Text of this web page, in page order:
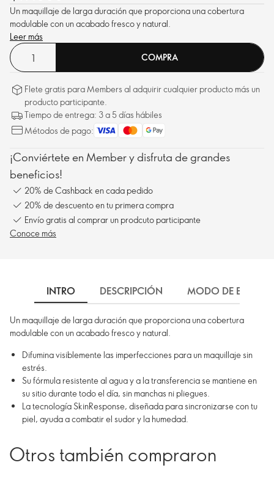
Un maquillaje de larga duración que proporciona una cobertura
modulable con un acabado fresco y natural.
Leer más
COMPRA
Flete gratis para Members al adquirir cualquier producto más un
producto participante.
Tiempo de entrega: 3 a 5 días hábiles
Métodos de pago:
¡Conviértete en Member y disfruta de grandes
beneficios!
20% de Cashback en cada pedido
20% de descuento en tu primera compra
Envío gratis al comprar un prodcuto participante
Conoce más
INTRO DESCRIPCIÓN MODO DE EMPLEO
Un maquillaje de larga duración que proporciona una cobertura
modulable con un acabado fresco y natural.
Difumina visiblemente las imperfecciones para un maquillaje sin
estrés.
Su fórmula resistente al agua y a la transferencia se mantiene en
su sitio durante todo el día, sin manchas ni pliegues.
La tecnología SkinResponse, diseñada para sincronizarse con tu
piel, ayuda a combatir el sudor y la humedad.
Otros también compraron